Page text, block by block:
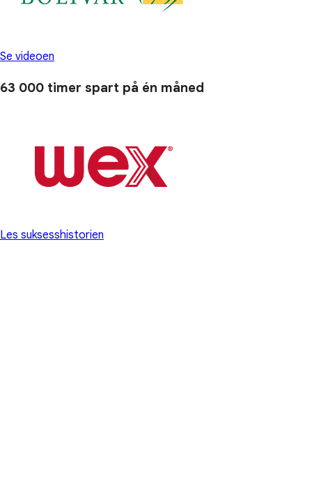
Se videoen
63 000 timer spart på én måned
Les suksesshistorien